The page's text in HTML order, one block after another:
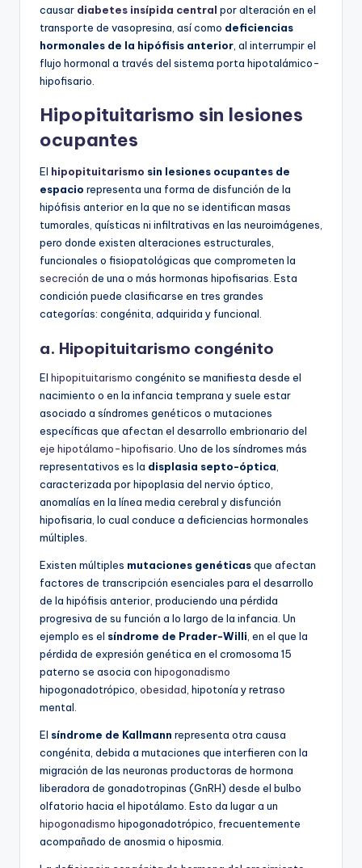
causar diabetes insípida central por alteración en el
transporte de vasopresina, así como deficiencias
hormonales de la hipófisis anterior , al interrumpir el
flujo hormonal a través del sistema porta hipotalámico-
hipofisario.
Hipopituitarismo sin lesiones
ocupantes
El hipopituitarismo sin lesiones ocupantes de
espacio representa una forma de disfunción de la
hipófisis anterior en la que no se identifican masas
tumorales, quísticas ni infiltrativas en las neuroimágenes,
pero donde existen alteraciones estructurales,
funcionales o fisiopatológicas que comprometen la
secreción de una o más hormonas hipofisarias. Esta
condición puede clasificarse en tres grandes
categorías: congénita, adquirida y funcional.
a. Hipopituitarismo congénito
El hipopituitarismo congénito se manifiesta desde el
nacimiento o en la infancia temprana y suele estar
asociado a síndromes genéticos o mutaciones
específicas que afectan el desarrollo embrionario del
eje hipotálamo-hipofisario. Uno de los síndromes más
representativos es la displasia septo-óptica,
caracterizada por hipoplasia del nervio óptico,
anomalías en la línea media cerebral y disfunción
hipofisaria, lo cual conduce a deficiencias hormonales
múltiples.
Existen múltiples mutaciones genéticasque afectan
factores de transcripción esenciales para el desarrollo
de la hipófisis anterior, produciendo una pérdida
progresiva de su función a lo largo de la infancia. Un
ejemplo es el síndrome de Prader-Willi, en el que la
pérdida de expresión genética en el cromosoma 15
paterno se asocia con hipogonadismo
hipogonadotrópico, obesidad, hipotonía y retraso
mental.
El síndrome de Kallmann representa otra causa
congénita, debida a mutaciones que interfieren con la
migración de las neuronas productoras de hormona
liberadora de gonadotropinas (GnRH) desde el bulbo
olfatorio hacia el hipotálamo. Esto da lugar a un
hipogonadismo hipogonadotrópico, frecuentemente
acompañado de anosmia o hiposmia.